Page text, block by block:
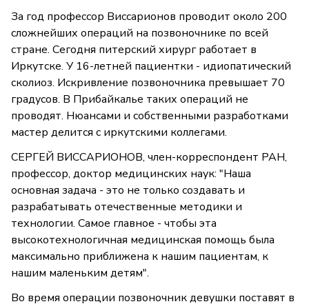
За год профессор Виссарионов проводит около 200
сложнейших операций на позвоночнике по всей
стране. Сегодня питерский хирург работает в
Иркутске. У 16-летней пациентки - идиопатический
сколиоз. Искривление позвоночника превышает 70
градусов. В Прибайкалье таких операций не
проводят. Нюансами и собственными разработками
мастер делится с иркутскими коллегами.
СЕРГЕЙ ВИССАРИОНОВ, член-корреспондент РАН,
профессор, доктор медицинских наук: "Наша
основная задача - это не только создавать и
разрабатывать отечественные методики и
технологии. Самое главное - чтобы эта
высокотехнологичная медицинская помощь была
максимально приближена к нашим пациентам, к
нашим маленьким детям".
Во время операции позвоночник девушки поставят в